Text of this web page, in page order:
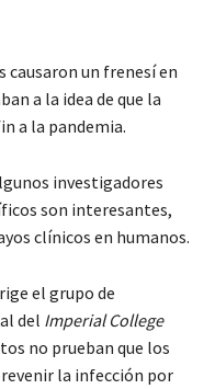
causaron un frenesí en
a la idea de que la
a la pandemia.
investigadores
son interesantes,
clínicos en humanos.
el grupo de
del Imperial College
no prueban que los
la infección por